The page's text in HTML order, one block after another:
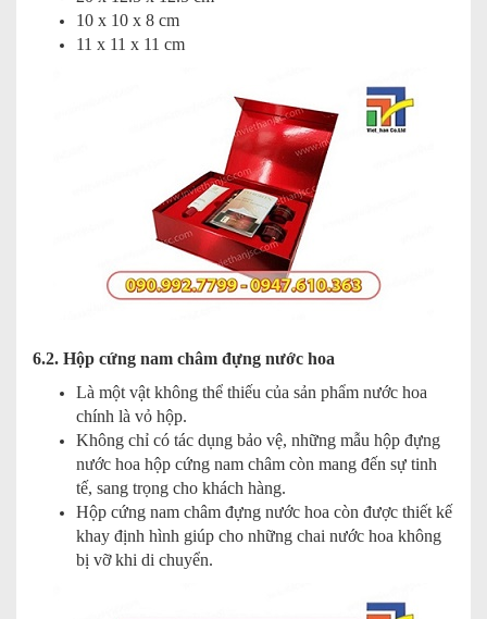
10 x 10 x 8 cm
11 x 11 x 11 cm
6.2. Hộp cứng nam châm đựng nước hoa
Là một vật không thể thiếu của sản phẩm nước hoa
chính là vỏ hộp.
Không chỉ có tác dụng bảo vệ, những mẫu hộp đựng
nước hoa hộp cứng nam châm còn mang đến sự tinh
tế, sang trọng cho khách hàng.
Hộp cứng nam châm đựng nước hoa còn được thiết kế
khay định hình giúp cho những chai nước hoa không
bị vỡ khi di chuyển.